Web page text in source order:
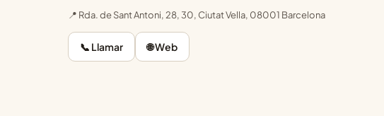
📍 Rda. de Sant Antoni, 28, 30, Ciutat Vella, 08001 Barcelona
📞 Llamar 🌐 Web